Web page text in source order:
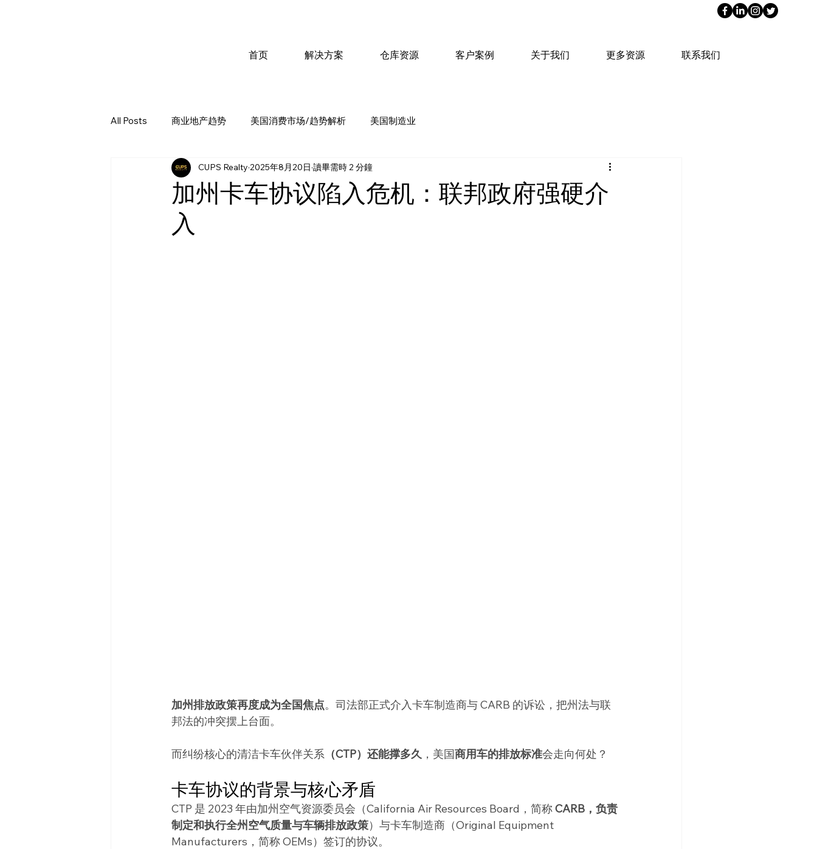
首页 解决方案 仓库资源 客户案例 关于我们 更多资源 联系我们
All Posts 商业地产趋势 美国消费市场/趋势解析 美国制造业
加州卡车协议陷入危机：联邦政府强硬介
入
CUPS Realty 2025年8月20日 讀畢需時 2 分鐘
加州排放政策再度成为全国焦点。司法部正式介入卡车制造商与 CARB 的诉讼，把州法与联
邦法的冲突摆上台面。
而纠纷核心的清洁卡车伙伴关系 （CTP）还能撑多久 ，美国商用车的排放标准会走向何处？
卡车协议的背景与核心矛盾
CTP 是 2023 年由加州空气资源委员会（California Air Resources Board，简称 CARB，负责
制定和执行全州空气质量与车辆排放政策）与卡车制造商（Original Equipment
Manufacturers，简称 OEMs）签订的协议。